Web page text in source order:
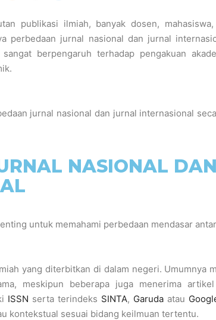
publikasi ilmiah, banyak dosen,
perbedaan jurnal nasional dan jurnal
berpengaruh terhadap pengakuan
jurnal nasional dan jurnal internasional
NASIONAL
untuk memahami perbedaan mendasar
yang diterbitkan di dalam negeri. Umumnya
meskipun beberapa juga menerima
ISSN serta terindeks SINTA, Garuda atau
kontekstual sesuai bidang keilmuan tertentu.